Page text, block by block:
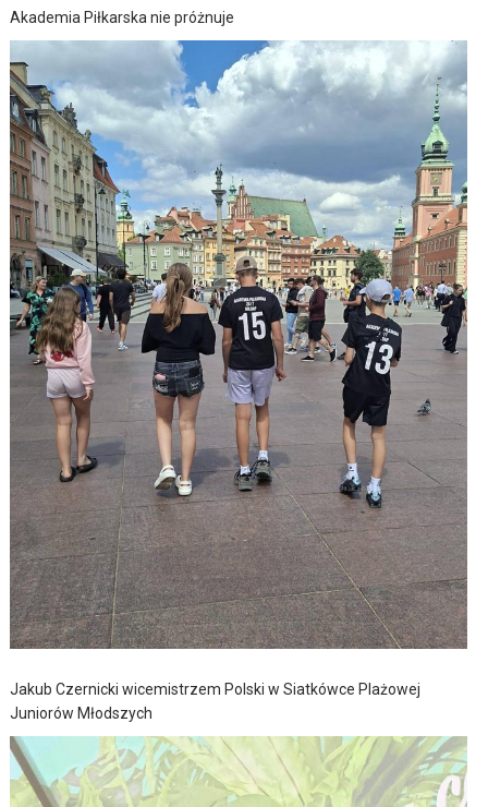
Akademia Piłkarska nie próżnuje
Jakub Czernicki wicemistrzem Polski w Siatkówce Plażowej
Juniorów Młodszych